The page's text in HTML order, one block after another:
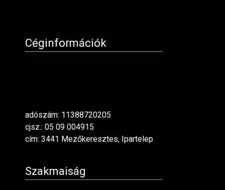
Céginformációk
adószám: 11388720205
cjsz.: 05 09 004915
cím: 3441 Mezőkeresztes, Ipartelep
Szakmaiság